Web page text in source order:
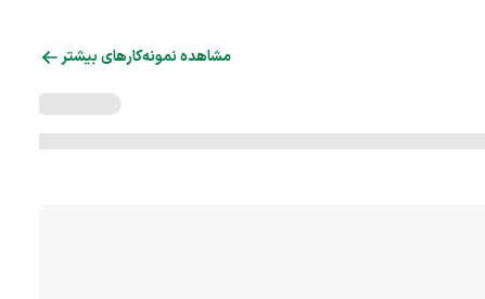
مشاهده نمونه‌کارهای بیشتر